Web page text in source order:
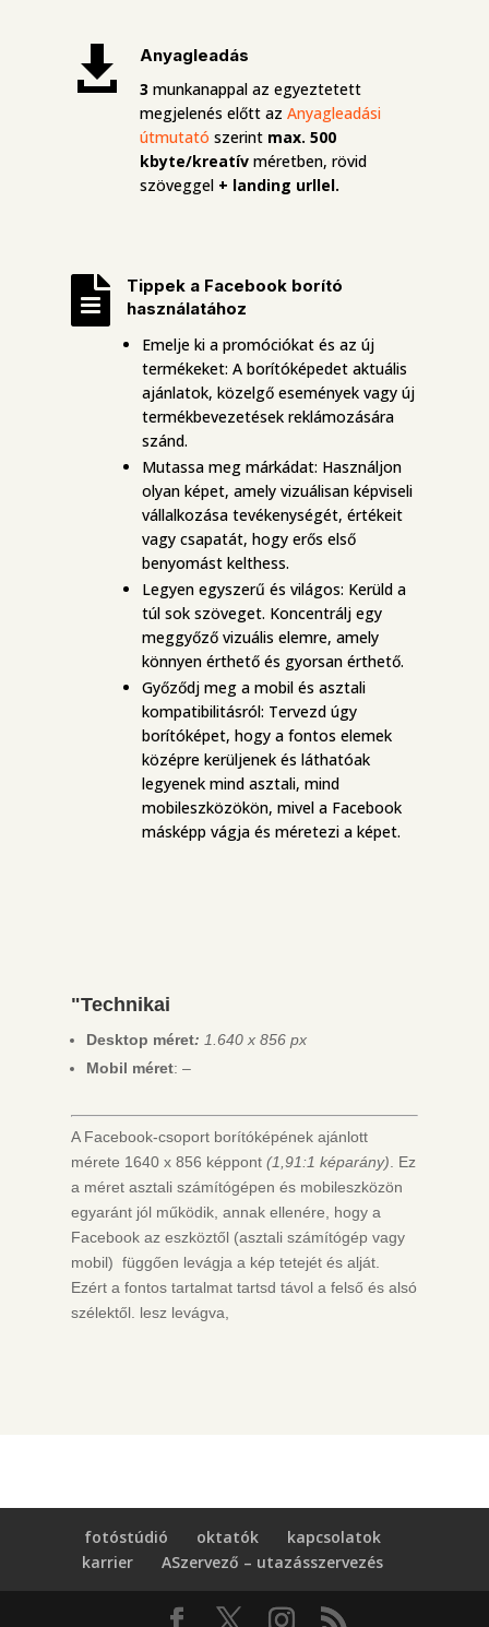

Anyagleadás
3 munkanappal az egyeztetett
megjelenés előtt az Anyagleadási
útmutató szerint max. 500
kbyte/kreatívméretben, rövid
szöveggel + landing urllel.

Tippek a Facebook borító
használatához
Emelje ki a promóciókat és az új
termékeket: A borítóképedet aktuális
ajánlatok, közelgő események vagy új
termékbevezetések reklámozására
szánd.
Mutassa meg márkádat: Használjon
olyan képet, amely vizuálisan képviseli
vállalkozása tevékenységét, értékeit
vagy csapatát, hogy erős első
benyomást kelthess.
Legyen egyszerű és világos: Kerüld a
túl sok szöveget. Koncentrálj egy
meggyőző vizuális elemre, amely
könnyen érthető és gyorsan érthető.
Győződj meg a mobil és asztali
kompatibilitásról: Tervezd úgy
borítóképet, hogy a fontos elemek
középre kerüljenek és láthatóak
legyenek mind asztali, mind
mobileszközökön, mivel a Facebook
másképp vágja és méretezi a képet.
"Technikai
Desktop méret: 1.640 x 856 px
Mobil méret: –
A Facebook-csoport borítóképének ajánlott
mérete 1640 x 856 képpont (1,91:1 képarány) . Ez
a méret asztali számítógépen és mobileszközön
egyaránt jól működik, annak ellenére, hogy a
Facebook az eszköztől (asztali számítógép vagy
mobil) függően levágja a kép tetejét és alját.
Ezért a fontos tartalmat tartsd távol a felső és alsó
szélektől. lesz levágva,
fotóstúdió oktatók
kapcsolatok
karrier
ASzervező – utazásszervezés